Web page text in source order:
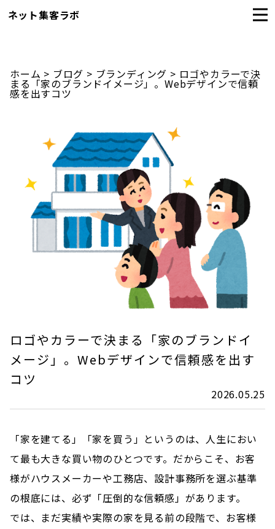
ネット集客ラボ
ホーム > ブログ > ブランディング > ロゴやカラーで決
まる「家のブランドイメージ」。Webデザインで信頼
感を出すコツ
ロゴやカラーで決まる「家のブランドイ
メージ」。Webデザインで信頼感を出す
コツ
2026.05.25
「家を建てる」「家を買う」というのは、人生におい
て最も大きな買い物のひとつです。だからこそ、お客
様がハウスメーカーや工務店、設計事務所を選ぶ基準
の根底には、必ず「圧倒的な信頼感」があります。
では、まだ実績や実際の家を見る前の段階で、お客様